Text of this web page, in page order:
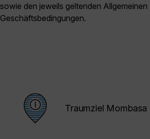
sowie den jeweils geltenden Allgemeinen
Geschäftsbedingungen.
Traumziel Mombasa